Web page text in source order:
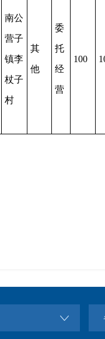
南公
营子
镇李
杖子
村
其
他
委
托
经
营
100